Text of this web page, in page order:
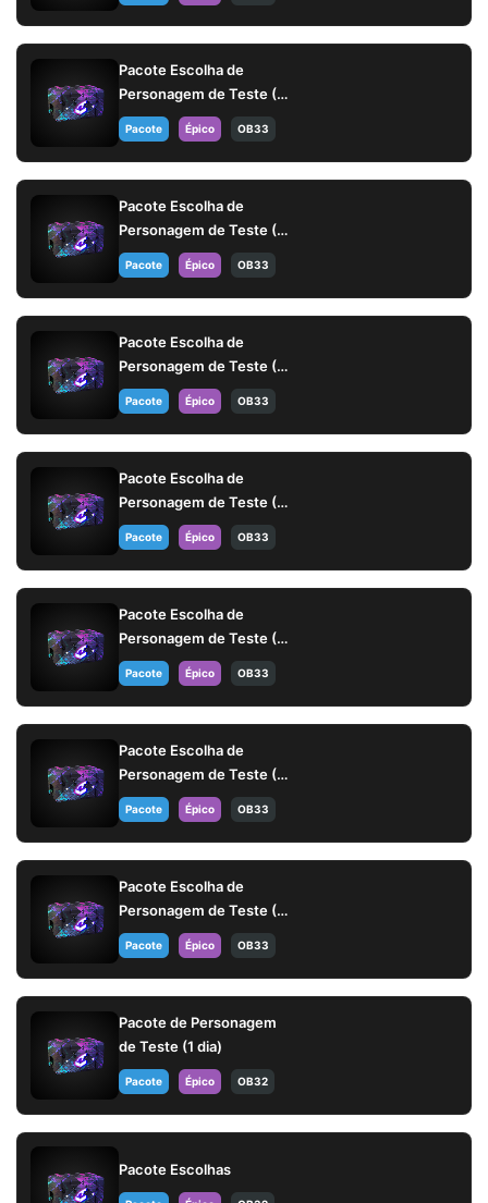
Pacote Escolha de
Personagem de Teste (14
dias)
Pacote Épico OB33
Pacote Escolha de
Personagem de Teste (14
dias)
Pacote Épico OB33
Pacote Escolha de
Personagem de Teste (14
dias)
Pacote Épico OB33
Pacote Escolha de
Personagem de Teste (14
dias)
Pacote Épico OB33
Pacote Escolha de
Personagem de Teste (14
dias)
Pacote Épico OB33
Pacote Escolha de
Personagem de Teste (14
dias)
Pacote Épico OB33
Pacote Escolha de
Personagem de Teste (14
dias)
Pacote Épico OB33
Pacote de Personagem
de Teste (1 dia)
Pacote Épico OB32
Pacote Escolhas